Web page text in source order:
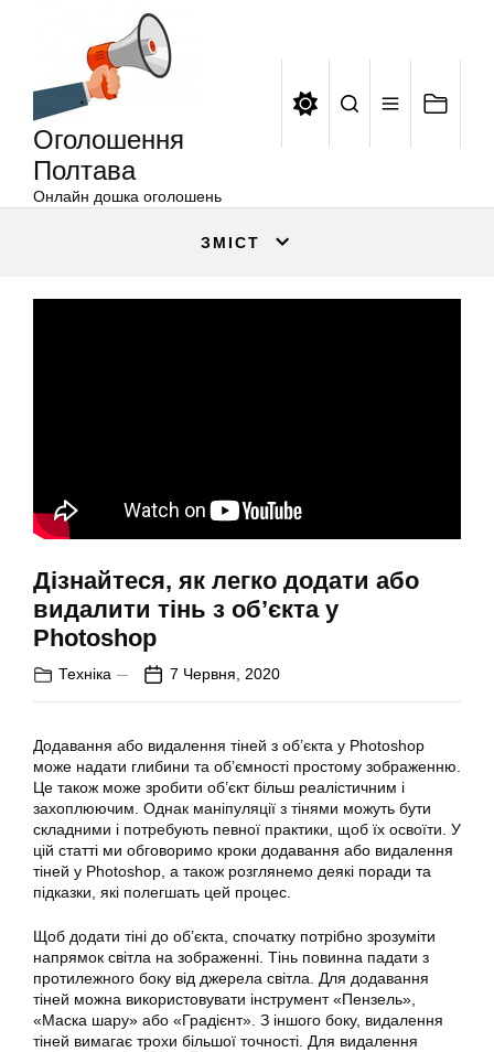
Оголошення
Полтава
Онлайн дошка оголошень
ЗМІСТ
Дізнайтеся, як легко додати або
видалити тінь з об’єкта у
Photoshop
Техніка 7 Червня, 2020
Додавання або видалення тіней з об’єкта у Photoshop
може надати глибини та об’ємності простому зображенню.
Це також може зробити об’єкт більш реалістичним і
захоплюючим. Однак маніпуляції з тінями можуть бути
складними і потребують певної практики, щоб їх освоїти. У
цій статті ми обговоримо кроки додавання або видалення
тіней у Photoshop, а також розглянемо деякі поради та
підказки, які полегшать цей процес.
Щоб додати тіні до об’єкта, спочатку потрібно зрозуміти
напрямок світла на зображенні. Тінь повинна падати з
протилежного боку від джерела світла. Для додавання
тіней можна використовувати інструмент «Пензель»,
«Маска шару» або «Градієнт». З іншого боку, видалення
тіней вимагає трохи більшої точності. Для видалення